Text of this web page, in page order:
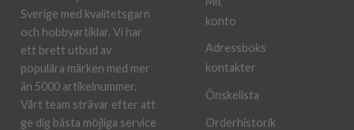
Sverige med kvalitetsgarn
och hobbyartiklar. Vi har
ett brett utbud av
populära märken med mer
än 5000 artikelnummer.
Vårt team strävar efter att
ge dig bästa möjliga service
konto
Adressboks
kontakter
Önskelista
Orderhistorik